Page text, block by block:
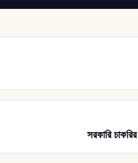
সরকারি